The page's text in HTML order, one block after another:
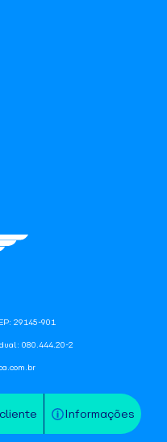
Informações
29145-901
080.444.20-2